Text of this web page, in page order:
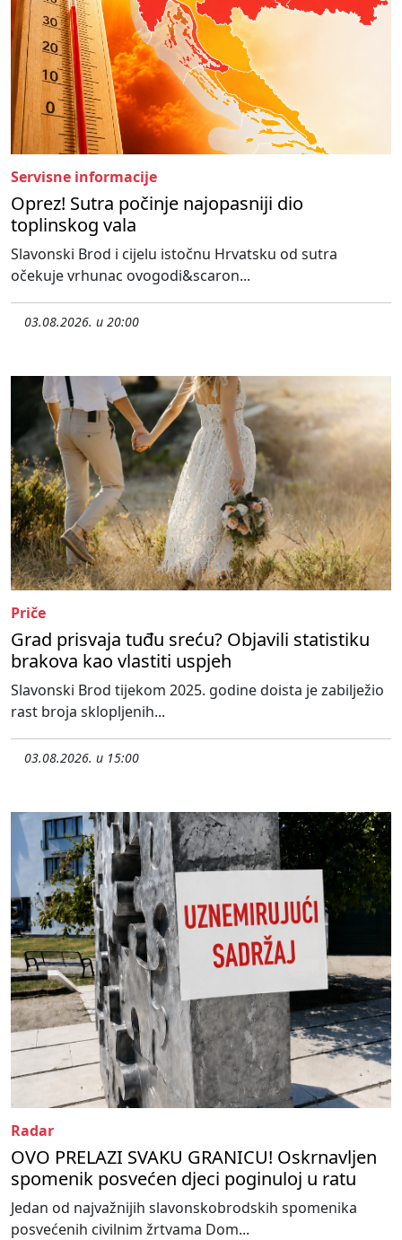
Servisne informacije
Oprez! Sutra počinje najopasniji dio
toplinskog vala
Slavonski Brod i cijelu istočnu Hrvatsku od sutra
očekuje vrhunac ovogodi&scaron...
03.08.2026. u 20:00
Priče
Grad prisvaja tuđu sreću? Objavili statistiku
brakova kao vlastiti uspjeh
Slavonski Brod tijekom 2025. godine doista je zabilježio
rast broja sklopljenih...
03.08.2026. u 15:00
Radar
OVO PRELAZI SVAKU GRANICU! Oskrnavljen
spomenik posvećen djeci poginuloj u ratu
Jedan od najvažnijih slavonskobrodskih spomenika
posvećenih civilnim žrtvama Dom...